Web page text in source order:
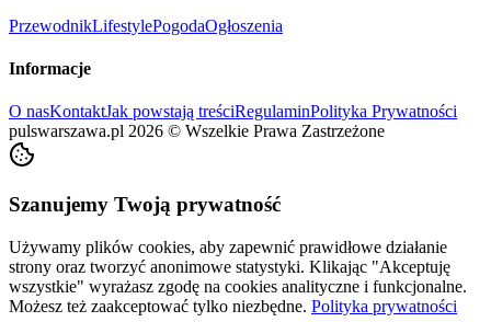
PrzewodnikLifestylePogodaOgłoszenia
Informacje
O nasKontaktJak powstają treściRegulaminPolityka Prywatności
pulswarszawa.pl 2026 © Wszelkie Prawa Zastrzeżone
Szanujemy Twoją prywatność
Używamy plików cookies, aby zapewnić prawidłowe działanie
strony oraz tworzyć anonimowe statystyki. Klikając "Akceptuję
wszystkie" wyrażasz zgodę na cookies analityczne i funkcjonalne.
Możesz też zaakceptować tylko niezbędne. Polityka prywatności